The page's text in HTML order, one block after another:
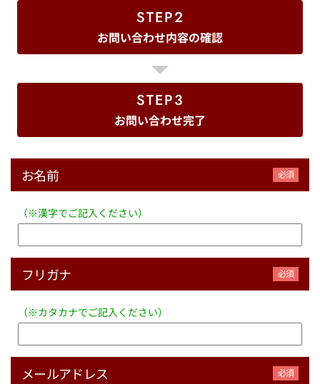
STEP2
お問い合わせ内容の確認
STEP3
お問い合わせ完了
お名前
（※漢字でご記入ください）
フリガナ
（※カタカナでご記入ください）
メールアドレス